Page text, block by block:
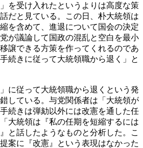
を受け入れたというよりは高度な策
だと見ている。この日、朴大統領は
を含めて、進退について国会の決定
が議論して国政の混乱と空白を最小
譲できる方策を作ってくれるのであ
続きに従って大統領職から退く」と
に従って大統領職から退くという発
している。与党関係者は「大統領が
続きは弾劾以外には改憲を通した任
大統領は『私の任期を短縮するには
と話したようなものと分析した。こ
案に『改憲』という表現はなかった